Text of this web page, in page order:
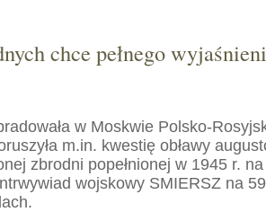
chce pełnego
w Moskwie Polsko-
m.in. kwestię obławy
zbrodni popełnionej w 1945 r.
wojskowy SMIERSZ na